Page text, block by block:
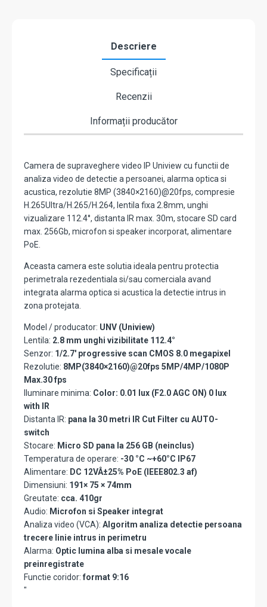
Descriere
Specificații
Recenzii
Informații producător
Camera de supraveghere video IP Uniview cu functii de
analiza video de detectie a persoanei, alarma optica si
acustica, rezolutie 8MP (3840×2160)@20fps, compresie
H.265Ultra/H.265/H.264, lentila fixa 2.8mm, unghi
vizualizare 112.4°, distanta IR max. 30m, stocare SD card
max. 256Gb, microfon si speaker incorporat, alimentare
PoE.
Aceasta camera este solutia ideala pentru protectia
perimetrala rezedentiala si/sau comerciala avand
integrata alarma optica si acustica la detectie intrus in
zona protejata.
Model / producator: UNV (Uniview)
Lentila: 2.8 mm unghi vizibilitate 112.4°
Senzor: 1/2.7' progressive scan CMOS 8.0 megapixel
Rezolutie: 8MP(3840×2160)@20fps 5MP/4MP/1080P
Max.30 fps
Iluminare minima: Color: 0.01 lux (F2.0 AGC ON) 0 lux
with IR
Distanta IR: pana la 30 metri IR Cut Filter cu AUTO-
switch
Stocare: Micro SD pana la 256 GB (neinclus)
Temperatura de operare: -30 °C ~+60°C IP67
Alimentare: DC 12VÂ±25% PoE (IEEE802.3 af)
Dimensiuni: 191× 75 × 74mm
Greutate: cca. 410gr
Audio: Microfon si Speaker integrat
Analiza video (VCA): Algoritm analiza detectie persoana
trecere linie intrus in perimetru
Alarma: Optic lumina alba si mesale vocale
preinregistrate
Functie coridor: format 9:16
"